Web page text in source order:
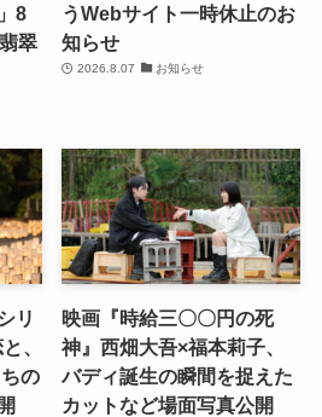
8
翠
うWebサイト一時休止のお
知らせ
2026.8.07 お知らせ
リ
、
の
映画『時給三〇〇円の死
神』西畑大吾×福本莉子、
バディ誕生の瞬間を捉えた
カットなど場面写真公開